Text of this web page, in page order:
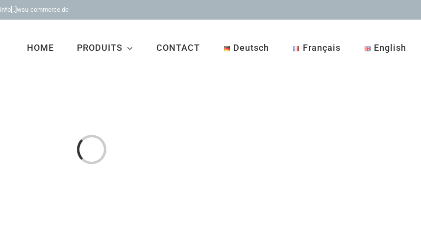
info[..]wsu-commerce.de
HOME PRODUITS CONTACT Deutsch Français English
Loading...